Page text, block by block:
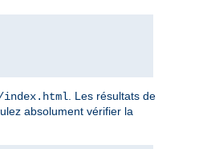
index.html. Les résultats de
absolument vérifier la